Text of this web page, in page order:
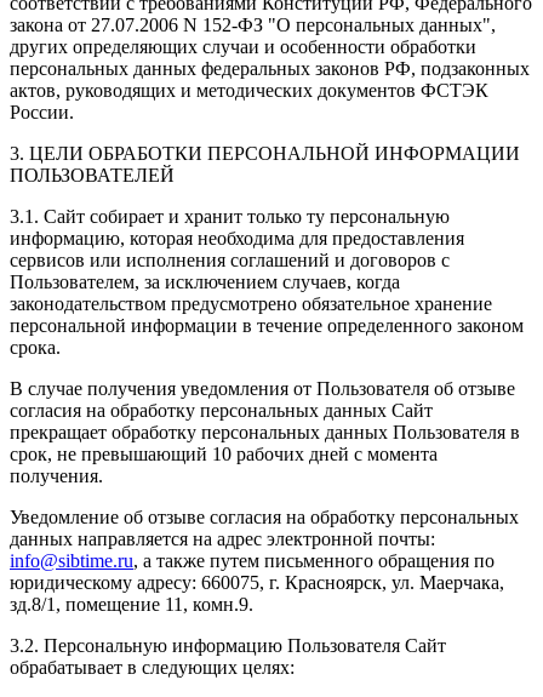
закона от 27.07.2006 N 152-ФЗ "О персональных данных",
других определяющих случаи и особенности обработки
персональных данных федеральных законов РФ, подзаконных
актов, руководящих и методических документов ФСТЭК
России.
3. ЦЕЛИ ОБРАБОТКИ ПЕРСОНАЛЬНОЙ ИНФОРМАЦИИ
ПОЛЬЗОВАТЕЛЕЙ
3.1. Сайт собирает и хранит только ту персональную
информацию, которая необходима для предоставления
сервисов или исполнения соглашений и договоров с
Пользователем, за исключением случаев, когда
законодательством предусмотрено обязательное хранение
персональной информации в течение определенного законом
срока.
В случае получения уведомления от Пользователя об отзыве
согласия на обработку персональных данных Сайт
прекращает обработку персональных данных Пользователя в
срок, не превышающий 10 рабочих дней с момента
получения.
Уведомление об отзыве согласия на обработку персональных
данных направляется на адрес электронной почты:
info@sibtime.ru, а также путем письменного обращения по
юридическому адресу: 660075, г. Красноярск, ул. Маерчака,
зд.8/1, помещение 11, комн.9.
3.2. Персональную информацию Пользователя Сайт
обрабатывает в следующих целях: